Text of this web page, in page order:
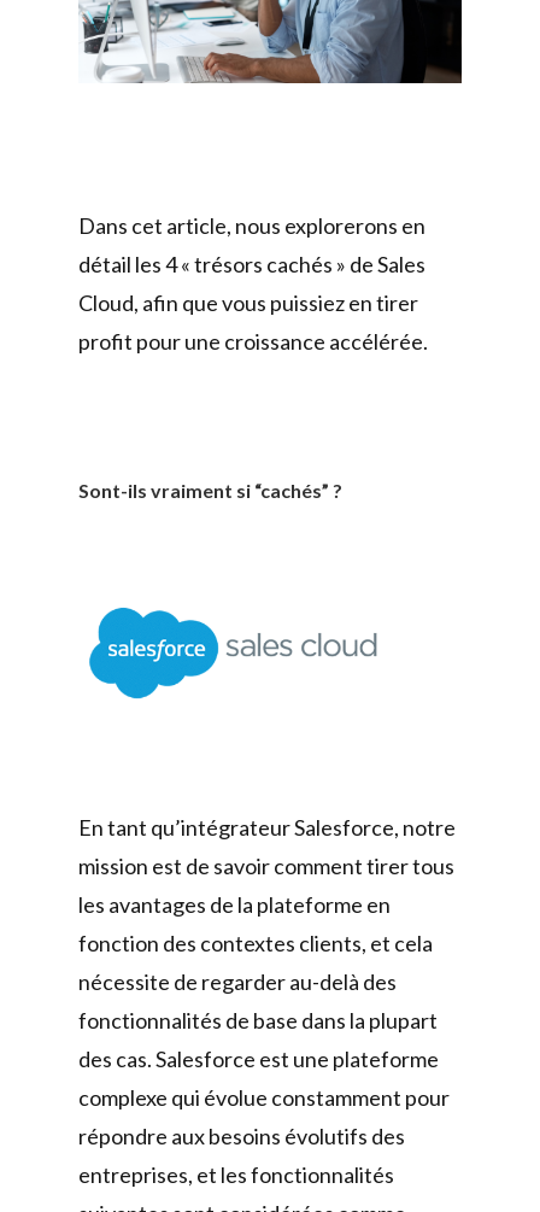
Dans cet article, nous explorerons en
détail les 4 « trésors cachés » de Sales
Cloud, afin que vous puissiez en tirer
profit pour une croissance accélérée.
Sont-ils vraiment si “cachés” ?
En tant qu’intégrateur Salesforce, notre
mission est de savoir comment tirer tous
les avantages de la plateforme en
fonction des contextes clients, et cela
nécessite de regarder au-delà des
fonctionnalités de base dans la plupart
des cas. Salesforce est une plateforme
complexe qui évolue constamment pour
répondre aux besoins évolutifs des
entreprises, et les fonctionnalités